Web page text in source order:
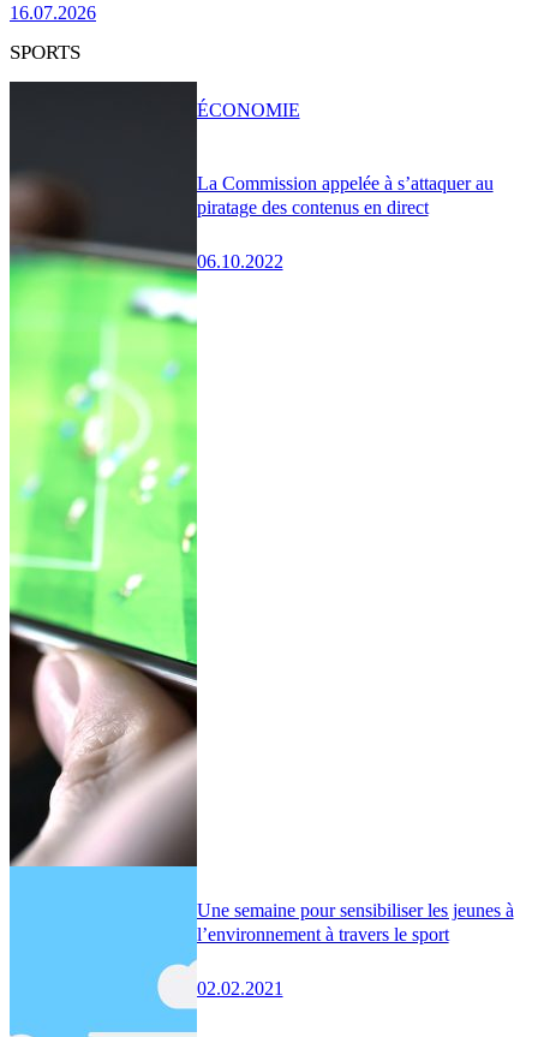
16.07.2026
SPORTS
La Commission appelée à s’attaquer au
piratage des contenus en direct
06.10.2022
ÉCONOMIE
Une semaine pour sensibiliser les jeunes à
l’environnement à travers le sport
02.02.2021